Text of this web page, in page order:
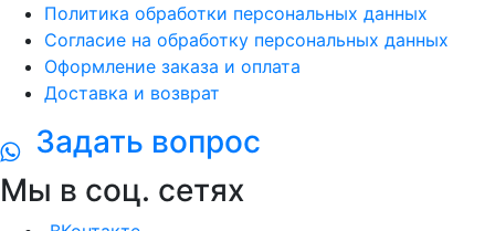
Политика обработки персональных данных
Согласие на обработку персональных данных
Оформление заказа и оплата
Доставка и возврат
Задать вопрос
Мы в соц. сетях